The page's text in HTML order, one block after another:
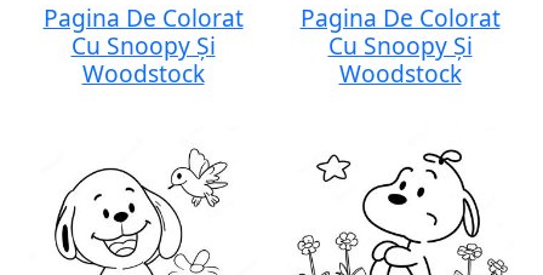
Pagina De Colorat
Cu Snoopy Și
Woodstock
Pagina De Colorat
Cu Snoopy Și
Woodstock